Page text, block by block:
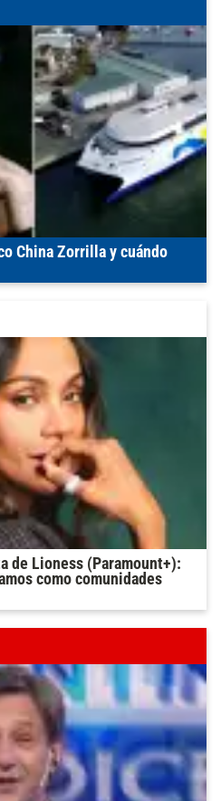
China Zorrilla y cuándo
de Lioness (Paramount+):
como comunidades